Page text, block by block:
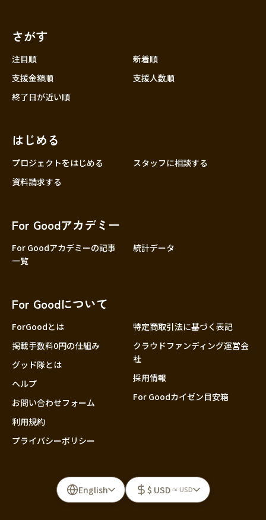
さがす
注目順
新着順
支援金額順
支援人数順
終了日が近い順
はじめる
プロジェクトをはじめる
スタッフに相談する
資料請求する
For Goodアカデミー
For Goodアカデミーの記事
一覧
統計データ
For Goodについて
ForGoodとは
掲載手数料0円の仕組み
グッド隊とは
ヘルプ
お問い合わせフォーム
利用規約
プライバシーポリシー
特定商取引法に基づく表記
クラウドファンディング運営会
社
採用情報
For Goodカイゼン目安箱
English $ USD ≈ USD